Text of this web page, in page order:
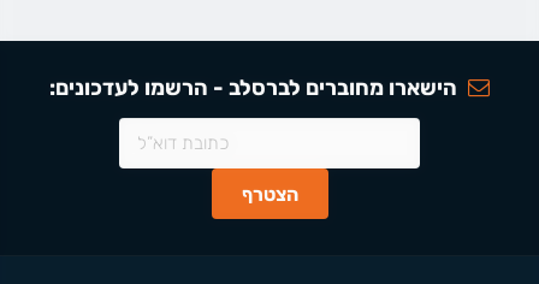
הישארו מחוברים לברסלב - הרשמו לעדכונים: